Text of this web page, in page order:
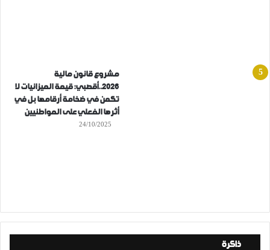
مشروع قانون مالية
2026..أقصبي: قيمة الميزانيات لا
تكمن في ضخامة أرقامها بل في
أثرها الفعلي على المواطنيين
24/10/2025
ذاكرة